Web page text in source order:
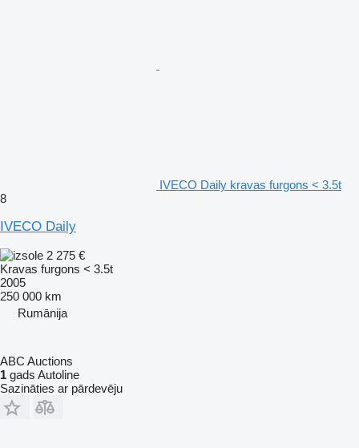
IVECO Daily kravas furgons < 3.5t
8
IVECO Daily
2 275 €
Kravas furgons < 3.5t
2005
250 000 km
Rumānija
ABC Auctions
1 gads Autoline
Sazināties ar pārdevēju